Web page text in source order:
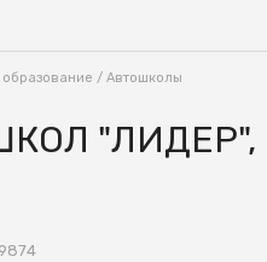
/ Автошколы
"ЛИДЕР",